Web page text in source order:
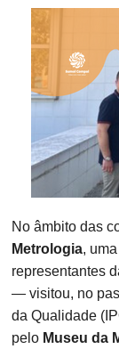
No âmbito das
Metrologia,
representantes
— visitou, no
da Qualidade
pelo Museu da